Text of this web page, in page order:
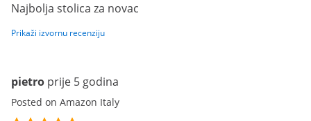
Najbolja stolica za novac
Prikaži izvornu recenziju
pietro prije 5 godina
Posted on Amazon Italy